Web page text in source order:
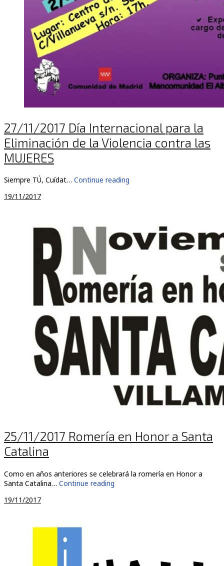
27/11/2017 Día Internacional para la
Eliminación de la Violencia contra las
MUJERES
Siempre TÚ, Cuídat… Continue reading
19/11/2017
25/11/2017 Romería en Honor a Santa
Catalina
Como en años anteriores se celebrará la romería en Honor a
Santa Catalina… Continue reading
19/11/2017